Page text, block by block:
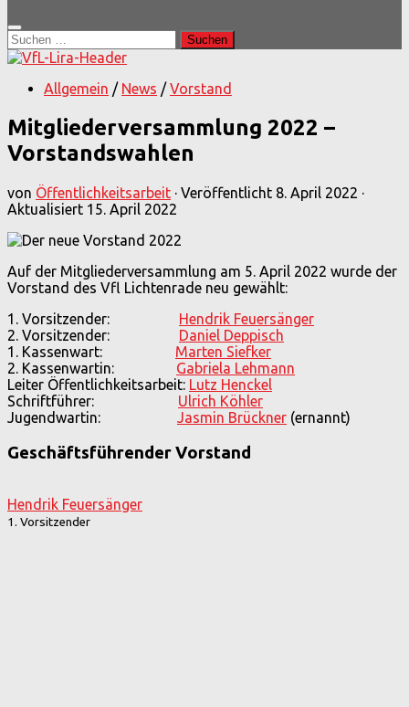
Suchen
nach:
Allgemein / News / Vorstand
Mitgliederversammlung 2022 –
Vorstandswahlen
von Öffentlichkeitsarbeit · Veröffentlicht 8. April 2022 ·
Aktualisiert 15. April 2022
Auf der Mitgliederversammlung am 5. April 2022 wurde der
Vorstand des Vfl Lichtenrade neu gewählt:
1. Vorsitzender: Hendrik Feuersänger
2. Vorsitzender: Daniel Deppisch
1. Kassenwart: Marten Siefker
2. Kassenwartin: Gabriela Lehmann
Leiter Öffentlichkeitsarbeit: Lutz Henckel
Schriftführer: Ulrich Köhler
Jugendwartin: Jasmin Brückner (ernannt)
Geschäftsführender Vorstand
Hendrik Feuersänger
1. Vorsitzender